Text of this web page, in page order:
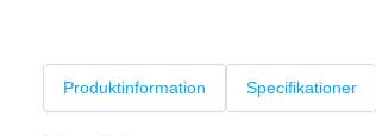
Produktinformation Specifikationer